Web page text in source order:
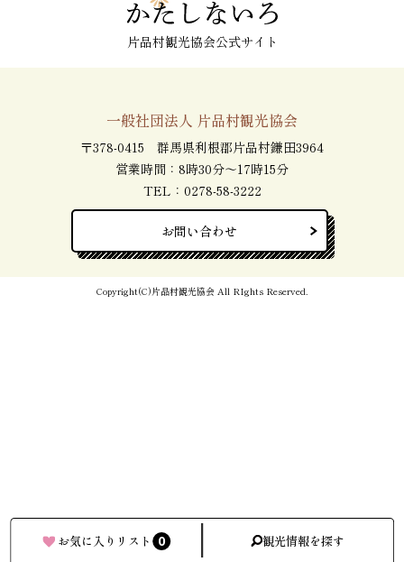
片品村観光協会公式サイト
一般社団法人 片品村観光協会
〒378-0415 群馬県利根郡片品村鎌田3964
営業時間：8時30分～17時15分
TEL： 0278-58-3222
お問い合わせ
Copyright(C)片品村観光協会 All RIghts Reserved.
お気に入りリスト 0 観光情報を探す